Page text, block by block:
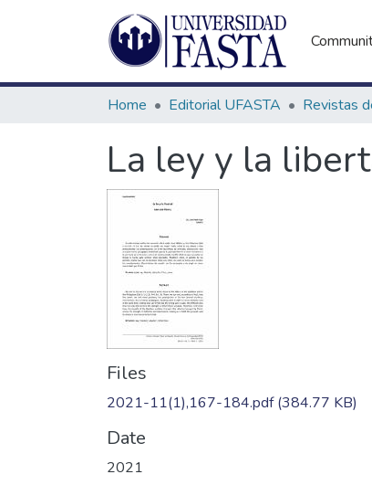
Home Editorial UFASTA
La ley y la
Files
2021-11(1),167-184.pdf(384.77 KB)
Date
2021